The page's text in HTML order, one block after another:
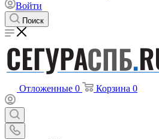
Войти
Поиск
Отложенные 0 Корзина 0